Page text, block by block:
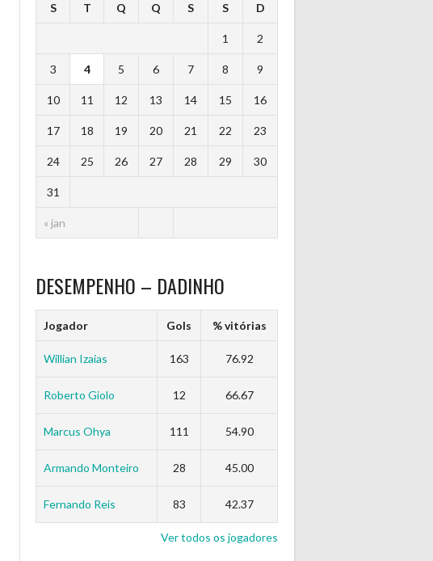
S T Q Q S S D
« jan
1 2
3 4 5 6 7 8 9
10 11 12 13 14 15 16
17 18 19 20 21 22 23
24 25 26 27 28 29 30
31
DESEMPENHO – DADINHO
Jogador Gols % vitórias
Willian Izaias 163 76.92
Roberto Giolo 12 66.67
Marcus Ohya 111 54.90
Armando Monteiro 28 45.00
Fernando Reis 83 42.37
Ver todos os jogadores